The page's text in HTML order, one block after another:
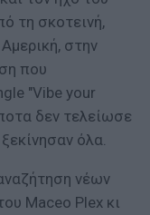
τη σκοτεινή,
στην
που
"Vibe your
δεν τελείωσε
όλα.
νέων
Maceo Plex κι